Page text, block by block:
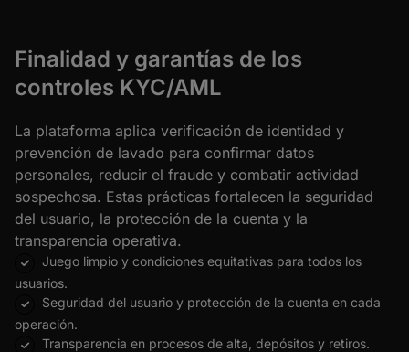
Finalidad y garantías de los
controles KYC/AML
La plataforma aplica verificación de identidad y
prevención de lavado para confirmar datos
personales, reducir el fraude y combatir actividad
sospechosa. Estas prácticas fortalecen la seguridad
del usuario, la protección de la cuenta y la
transparencia operativa.
Juego limpio y condiciones equitativas para todos los
usuarios.
Seguridad del usuario y protección de la cuenta en cada
operación.
Transparencia en procesos de alta, depósitos y retiros.